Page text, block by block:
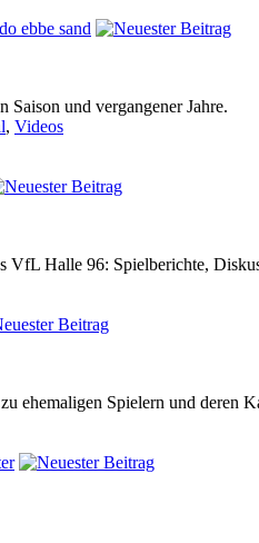
ebbe sand
Saison und vergangener Jahre.
, Videos
VfL Halle 96: Spielberichte,
ehemaligen Spielern und deren